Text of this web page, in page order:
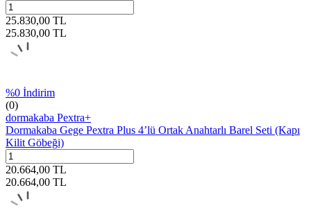
25.830,00 TL
25.830,00 TL
%0 İndirim
(0)
dormakaba Pextra+
Dormakaba Gege Pextra Plus 4’lü Ortak Anahtarlı Barel Seti (Kapı
Kilit Göbeği)
20.664,00 TL
20.664,00 TL